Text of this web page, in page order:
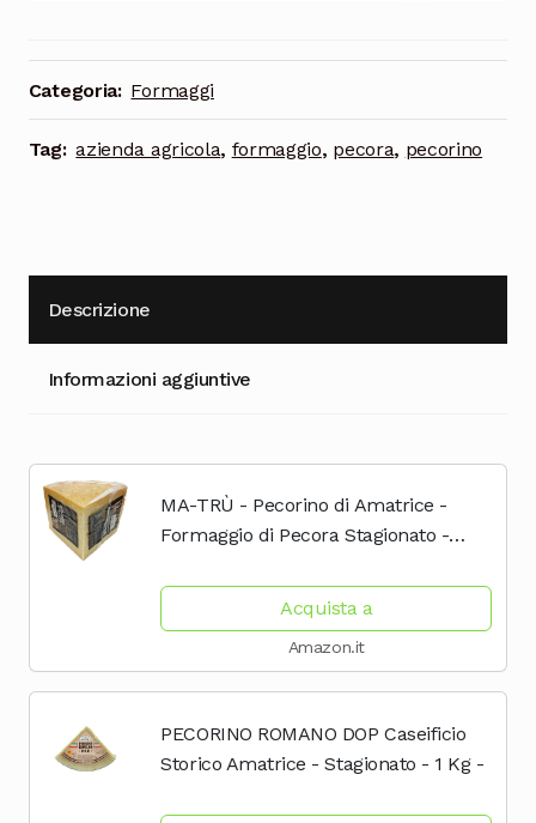
Categoria: Formaggi
Tag: azienda agricola, formaggio, pecora, pecorino
Descrizione
Informazioni aggiuntive
MA-TRÙ - Pecorino di Amatrice -
Formaggio di Pecora Stagionato -
Acquista a
Amazon.it
PECORINO ROMANO DOP Caseificio
Storico Amatrice - Stagionato - 1 Kg -